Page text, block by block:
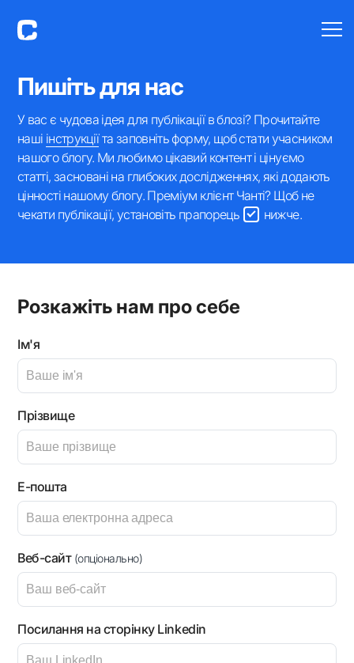
Пишіть для нас
У вас є чудова ідея для публікації в блозі? Прочитайте
наші інструкціїта заповніть форму, щоб стати учасником
нашого блогу. Ми любимо цікавий контент і цінуємо
статті, засновані на глибоких дослідженнях, які додають
цінності нашому блогу. Преміум клієнт Чанті? Щоб не
чекати публікації, установіть прапорець
нижче.
Розкажіть нам про себе
Ім'я
Прізвище
Е-пошта
Веб-сайт (опціонально)
Посилання на сторінку Linkedin